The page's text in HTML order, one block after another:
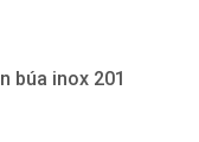
búa inox 201